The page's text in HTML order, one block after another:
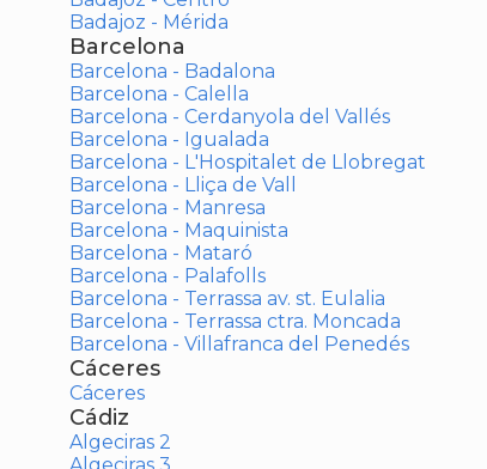
Badajoz - Mérida
Barcelona
Barcelona - Badalona
Barcelona - Calella
Barcelona - Cerdanyola del Vallés
Barcelona - Igualada
Barcelona - L'Hospitalet de Llobregat
Barcelona - Lliça de Vall
Barcelona - Manresa
Barcelona - Maquinista
Barcelona - Mataró
Barcelona - Palafolls
Barcelona - Terrassa av. st. Eulalia
Barcelona - Terrassa ctra. Moncada
Barcelona - Villafranca del Penedés
Cáceres
Cáceres
Cádiz
Algeciras 2